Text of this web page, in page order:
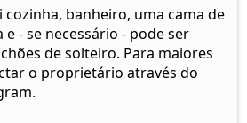
banheiro, uma cama de
e - se necessário - pode ser
de solteiro. Para maiores
o proprietário através do